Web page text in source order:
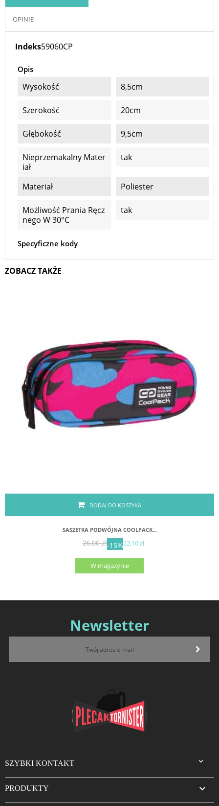
OPINIE
Indeks59060CP
Opis
Wysokość 8,5cm
Szerokość 20cm
Głębokość 9,5cm
Nieprzemakalny Mater
Iał
tak
Materiał Poliester
Możliwość Prania Ręcz
Nego W 30°C
tak
Specyficzne kody
ZOBACZ TAKŻE
DODAJ DO KOSZYKA
SASZETKA PODWÓJNA COOLPACK...
26,00 zł-15%22,10 zł
W magazynie
Newsletter
SZYBKI KONTAKT 
PRODUKTY 